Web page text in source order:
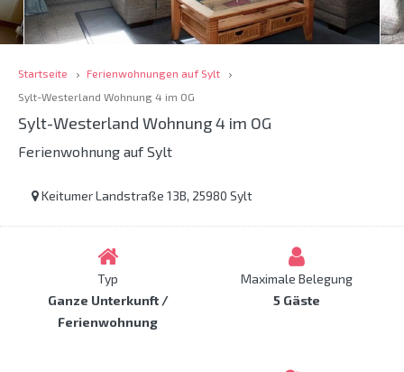
Startseite
Ferienwohnungen auf Sylt
Sylt-Westerland Wohnung 4 im OG
Sylt-Westerland Wohnung 4 im OG
Ferienwohnung auf Sylt
Keitumer Landstraße 13B, 25980 Sylt
Typ
Ganze Unterkunft /
Ferienwohnung
Maximale Belegung
5 Gäste